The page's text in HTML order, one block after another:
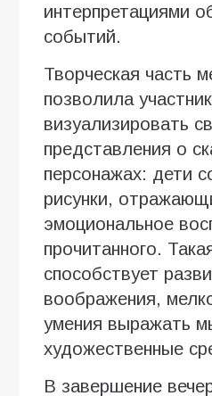
интерпретациями
событий.
Творческая часть
позволила
визуализировать
представления о
персонажах: дети
рисунки,
эмоциональное
прочитанного.
способствует
воображения,
умения выражать
художественные
В завершение